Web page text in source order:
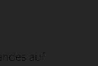
auf